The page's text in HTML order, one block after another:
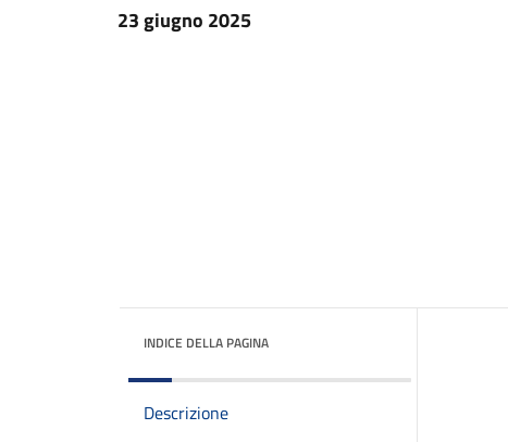
23 giugno 2025
INDICE DELLA PAGINA
Descrizione